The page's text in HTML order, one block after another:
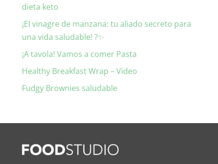
dieta keto
¡El vinagre de manzana: tu aliado secreto para
una vida saludable! ?✨
¡A tavola! Vamos a comer Pasta
Healthy Breakfast Wrap – Video
Fudgy Brownies saludable